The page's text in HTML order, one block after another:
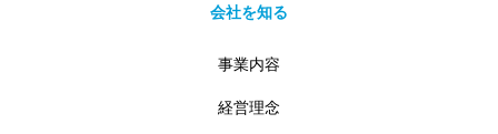
会社を知る
事業内容
経営理念